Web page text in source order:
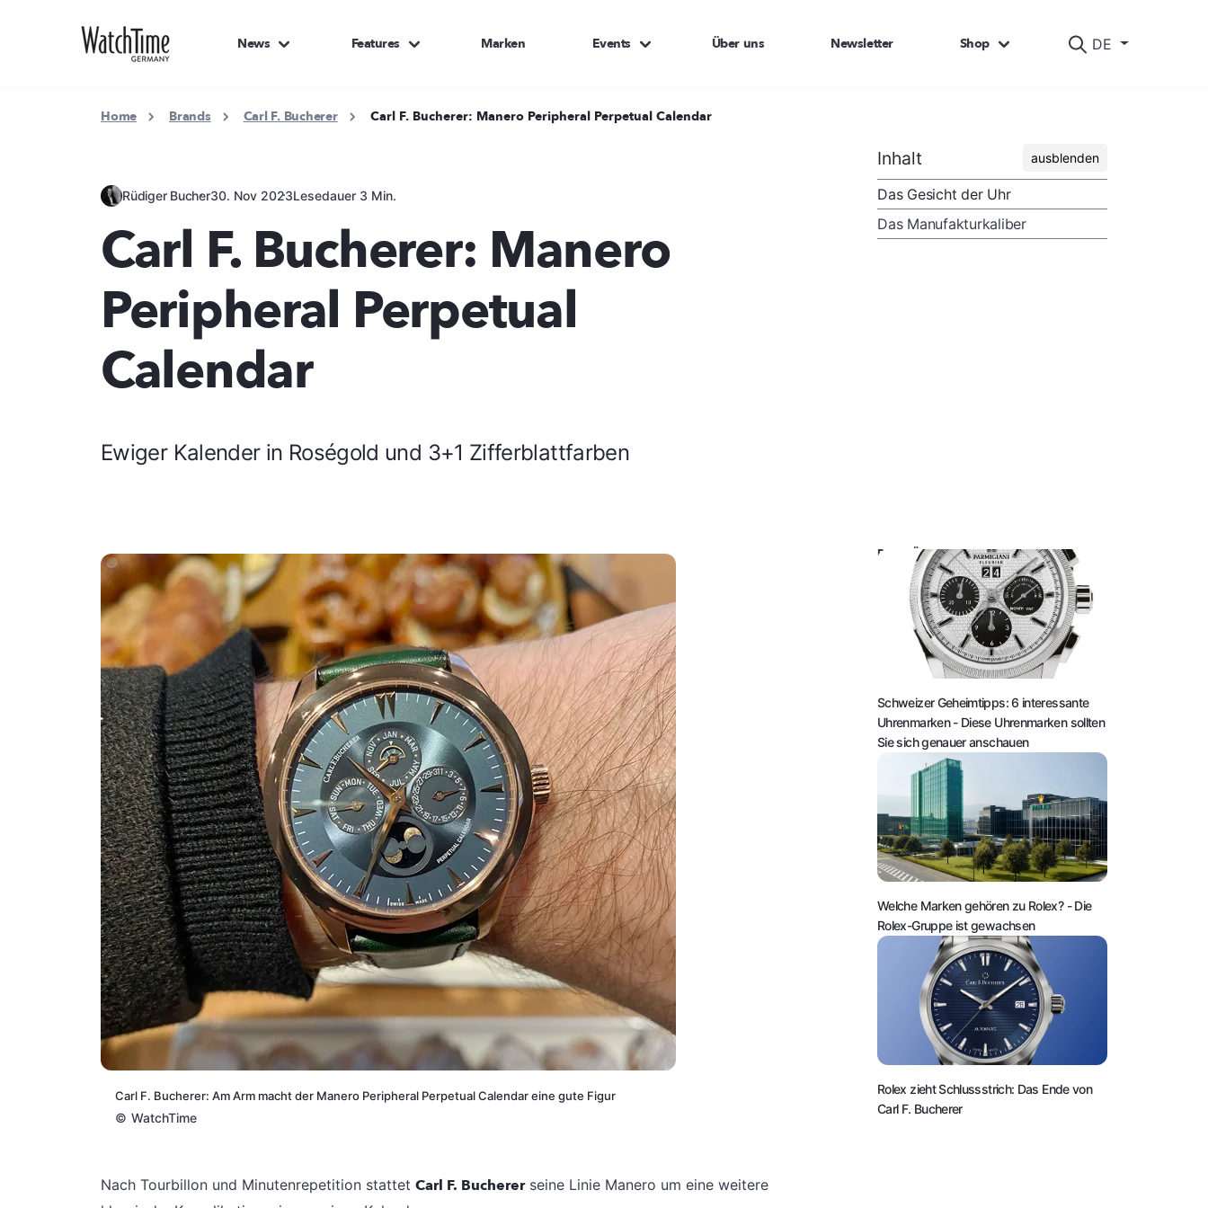
DE
News Features Marken Events Über uns Newsletter Shop
Home Brands Carl F. Bucherer Carl F. Bucherer: Manero Peripheral Perpetual Calendar
Rüdiger Bucher30. Nov 2023Lesedauer 3 Min.
Carl F. Bucherer: Manero
Peripheral Perpetual
Calendar
Ewiger Kalender in Roségold und 3+1 Zifferblattfarben
Carl F. Bucherer: Am Arm macht der Manero Peripheral Perpetual Calendar eine gute Figur
© WatchTime
Nach Tourbillon und Minutenrepetition stattet Carl F. Buchererseine Linie Manero um eine weitere
Inhalt ausblenden
Das Gesicht der Uhr
Das Manufakturkaliber
DAS KÖNNTE SIE AUCH INTERESSIEREN:
Schweizer Geheimtipps: 6 interessante
Uhrenmarken- Diese Uhrenmarken sollten
Sie sich genauer anschauen
Welche Marken gehören zu Rolex? - Die
Rolex-Gruppe ist gewachsen
Rolex zieht Schlussstrich: Das Ende von
Carl F. Bucherer